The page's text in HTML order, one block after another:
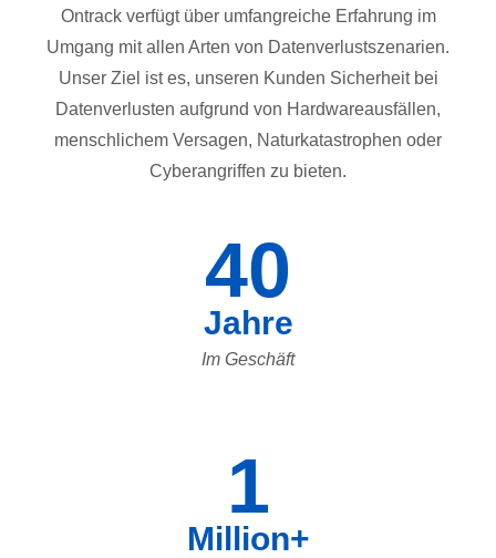
Ontrack verfügt über umfangreiche Erfahrung im
Umgang mit allen Arten von Datenverlustszenarien.
Unser Ziel ist es, unseren Kunden Sicherheit bei
Datenverlusten aufgrund von Hardwareausfällen,
menschlichem Versagen, Naturkatastrophen oder
Cyberangriffen zu bieten.
40
Jahre
Im Geschäft
1
Million+